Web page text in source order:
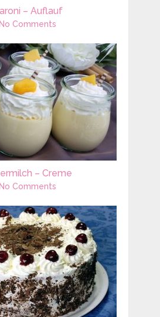
– Auflauf
No Comments
– Creme
No Comments